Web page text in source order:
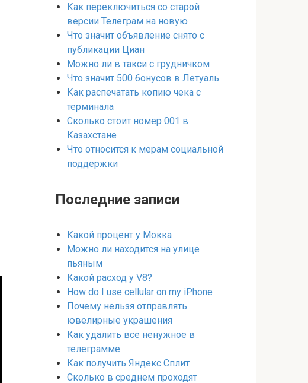
Как переключиться со старой
версии Телеграм на новую
Что значит объявление снято с
публикации Циан
Можно ли в такси с грудничком
Что значит 500 бонусов в Летуаль
Как распечатать копию чека с
терминала
Сколько стоит номер 001 в
Казахстане
Что относится к мерам социальной
поддержки
Последние записи
Какой процент у Мокка
Можно ли находится на улице
пьяным
Какой расход у V8?
How do I use cellular on my iPhone
Почему нельзя отправлять
ювелирные украшения
Как удалить все ненужное в
телеграмме
Как получить Яндекс Сплит
Сколько в среднем проходят